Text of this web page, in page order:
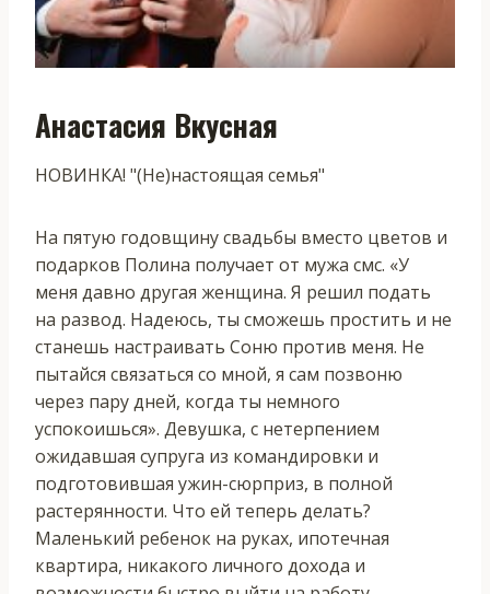
Анастасия Вкусная
НОВИНКА! "(Не)настоящая семья"
На пятую годовщину свадьбы вместо цветов и
подарков Полина получает от мужа смс. «У
меня давно другая женщина. Я решил подать
на развод. Надеюсь, ты сможешь простить и не
станешь настраивать Соню против меня. Не
пытайся связаться со мной, я сам позвоню
через пару дней, когда ты немного
успокоишься». Девушка, с нетерпением
ожидавшая супруга из командировки и
подготовившая ужин-сюрприз, в полной
растерянности. Что ей теперь делать?
Маленький ребенок на руках, ипотечная
квартира, никакого личного дохода и